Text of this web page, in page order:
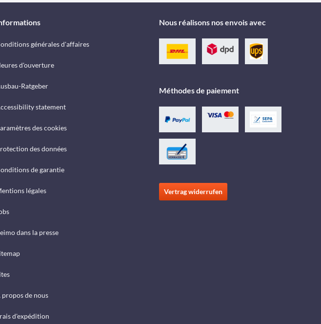
générales d'affaires
d'ouverture
Ratgeber
statement
des cookies
des données
de garantie
légales
dans la presse
propos de nous
d'expédition
Nous réalisons nos envois avec
Méthodes de paiement
Vertrag widerrufen